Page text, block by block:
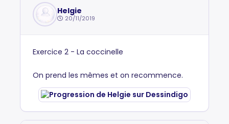
Helgie
20/11/2019
Exercice 2 - La coccinelle
On prend les mêmes et on recommence.